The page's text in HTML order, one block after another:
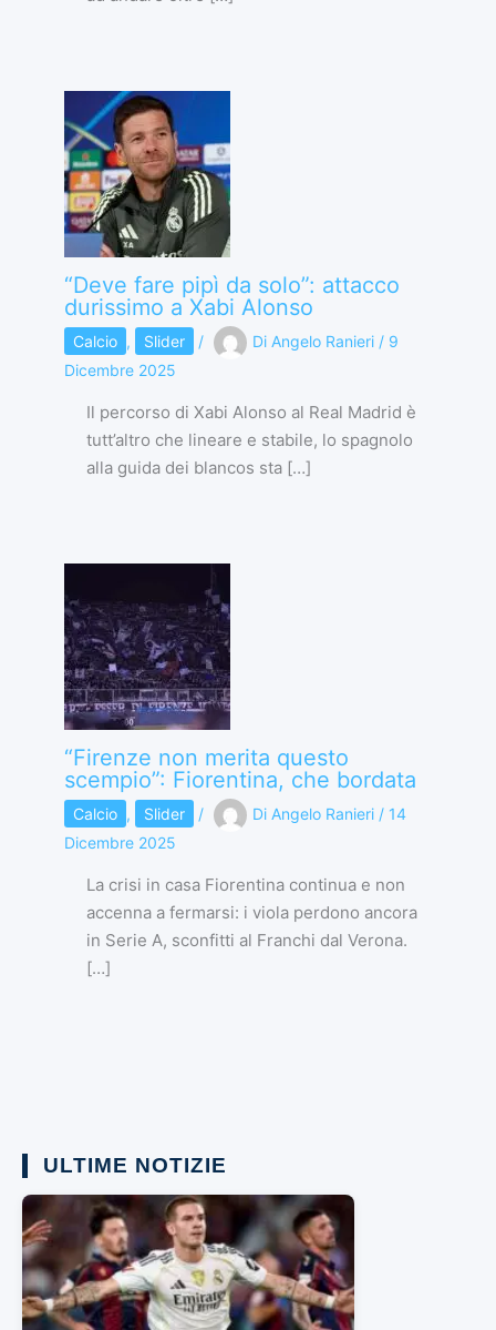
“Deve fare pipì da solo”: attacco
durissimo a Xabi Alonso
Calcio , Slider / Di Angelo Ranieri / 9
Dicembre 2025
Il percorso di Xabi Alonso al Real Madrid è
tutt’altro che lineare e stabile, lo spagnolo
alla guida dei blancos sta […]
“Firenze non merita questo
scempio”: Fiorentina, che bordata
Calcio , Slider / Di Angelo Ranieri / 14
Dicembre 2025
La crisi in casa Fiorentina continua e non
accenna a fermarsi: i viola perdono ancora
in Serie A, sconfitti al Franchi dal Verona.
[…]
ULTIME NOTIZIE